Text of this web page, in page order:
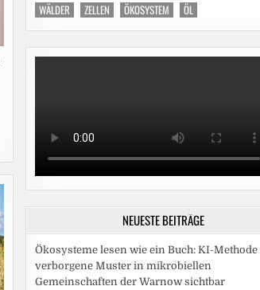
WÄLDER
ZELLEN ÖKOSYSTEM ÖL
NEUESTE BEITRÄGE
Ökosysteme lesen wie ein Buch: KI-Methode
verborgene Muster in mikrobiellen
Gemeinschaften der Warnow sichtbar